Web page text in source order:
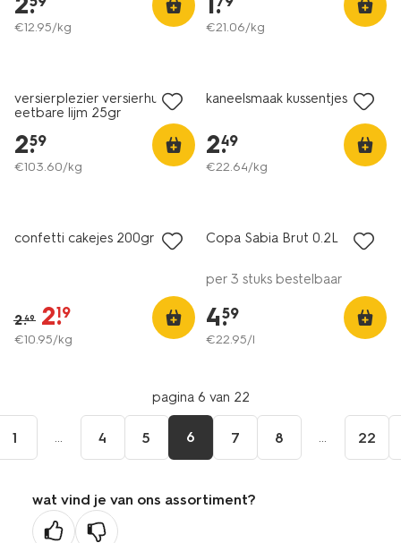
€12.95/kg €21.06/kg
versierplezier versierhulpje
eetbare lijm 25gr
2.
59
€103.60/kg
kaneelsmaak kussentjes 110g
2.
49
€22.64/kg
confetti cakejes 200gr
2.49 2.
19
€10.95/kg
Copa Sabia Brut 0.2L
per 3 stuks bestelbaar
4.
59
€22.95/l
pagina 6 van 22
1 ... 4 5 6 7 8 ... 22
wat vind je van ons assortiment?